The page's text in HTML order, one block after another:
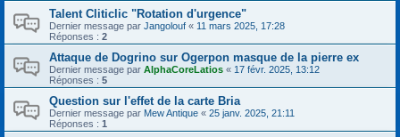
Talent Cliticlic "Rotation d'urgence"
Dernier message par Jangolouf « 11 mars 2025, 17:28
Réponses : 2
Attaque de Dogrino sur Ogerpon masque de la pierre ex
Dernier message par AlphaCoreLatios « 17 févr. 2025, 13:12
Réponses : 5
Question sur l'effet de la carte Bria
Dernier message par Mew Antique « 25 janv. 2025, 21:11
Réponses : 1